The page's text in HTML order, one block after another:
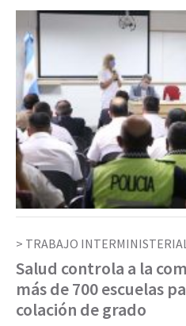
TRABAJO
Salud controla a la
más de 700 escuelas
colación de grado